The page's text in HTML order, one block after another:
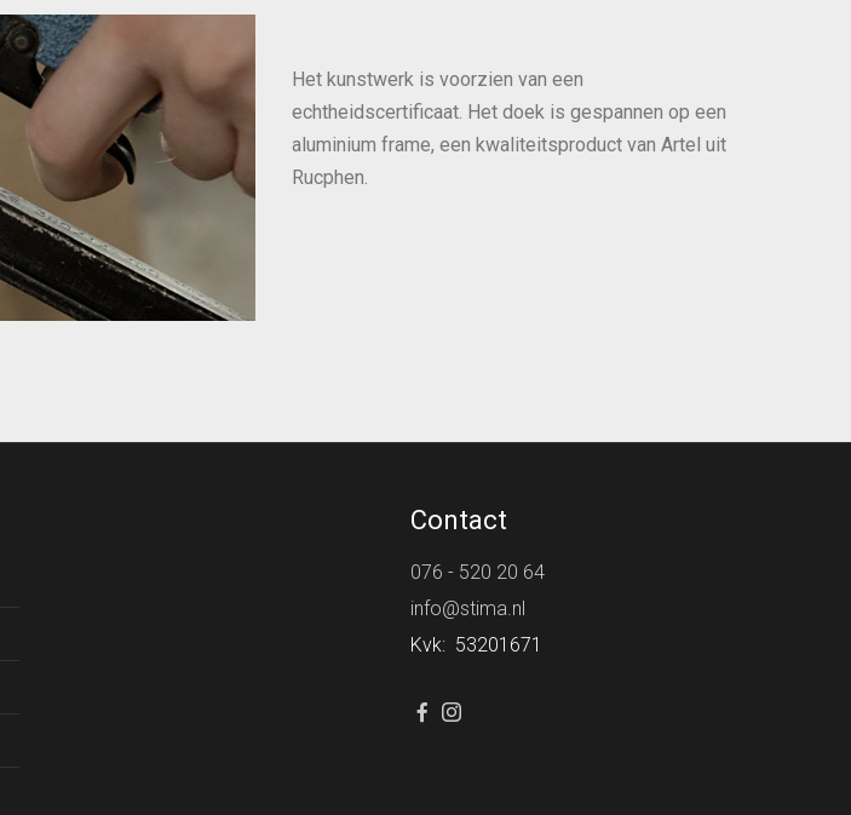
Het kunstwerk is voorzien van een
echtheidscertificaat. Het doek is gespannen op een
aluminium frame, een kwaliteitsproduct van Artel uit
Rucphen.
Contact
076 - 520 20 64
info@stima.nl
Kvk: 53201671